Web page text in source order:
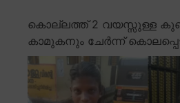
കൊല്ലത്ത് 2 വയസ്സുള്ള
കാമുകനും ചേർന്ന്